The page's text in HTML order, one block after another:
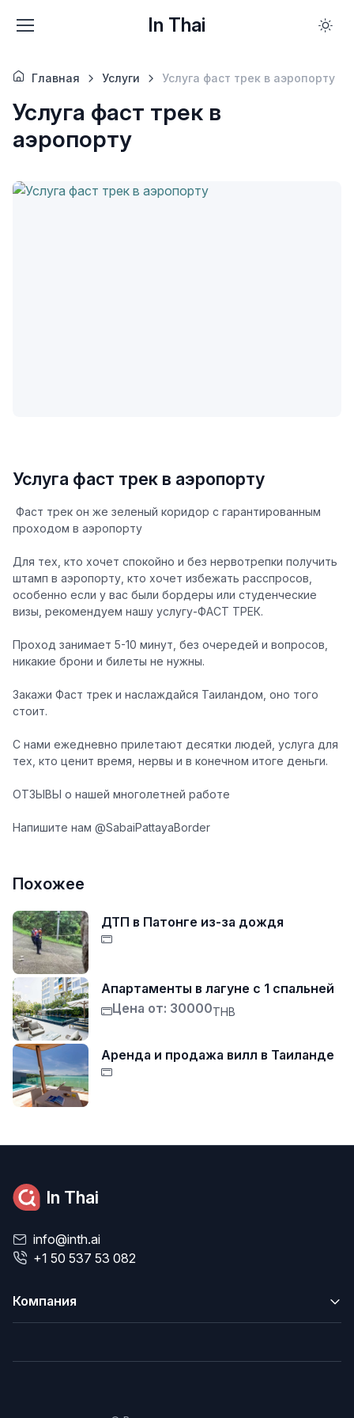
In Thai
Главная Услуги Услуга фаст трек в аэропорту
Услуга фаст трек в
аэропорту
Услуга фаст трек в аэропорту
Фаст трек он же зеленый коридор с гарантированным
проходом в аэропорту
Для тех, кто хочет спокойно и без нервотрепки получить
штамп в аэропорту, кто хочет избежать расспросов,
особенно если у вас были бордеры или студенческие
визы, рекомендуем нашу услугу-ФАСТ ТРЕК.
Проход занимает 5-10 минут, без очередей и вопросов,
никакие брони и билеты не нужны.
Закажи Фаст трек и наслаждайся Таиландом, оно того
стоит.
С нами ежедневно прилетают десятки людей, услуга для
тех, кто ценит время, нервы и в конечном итоге деньги.
ОТЗЫВЫ о нашей многолетней работе
Напишите нам @SabaiPattayaBorder
Похожее
ДТП в Патонге из-за дождя
Апартаменты в лагуне с 1 спальней
Цена от: 30000THB
Аренда и продажа вилл в Таиланде
In Thai
info@inth.ai
+1 50 537 53 082
Компания